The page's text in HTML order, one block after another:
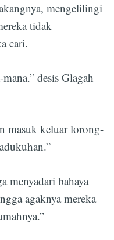
mengelilingi
tidak
cari.
desis Glagah
masuk keluar lorong-
menyadari bahaya
agaknya mereka